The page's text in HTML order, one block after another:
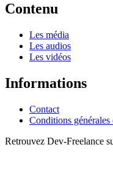
Contenu
Les média
Les audios
Les vidéos
Informations
Contact
Conditions
Retrouvez Dev-Freelance